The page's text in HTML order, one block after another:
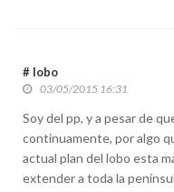
# lobo
03/05/2015 16:31
Soy del pp, y a pesar de
continuamente, por algo
actual plan del lobo esta
extender a toda la